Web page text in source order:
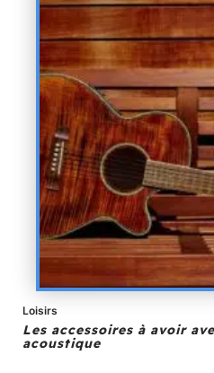
Loisirs
Les accessoires à avoir
acoustique